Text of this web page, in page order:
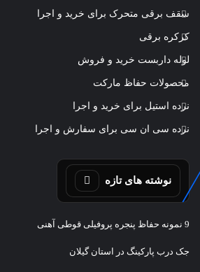
سقف برقی متحرک برای خرید و اجرا
کرکره برقی
لوله داربست خرید و فروش
محصولات حفاظ مارکت
نرده استیل برای خرید و اجرا
نرده سی ان سی برای سفارش و اجرا
نوشته های تازه
9 نمونه حفاظ پنجره پروفیلی قوطی آهنی
جک درب پارکینگ در استان گیلان